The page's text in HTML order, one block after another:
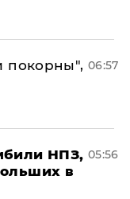
покорны", 06:57
НПЗ,
в
05:56